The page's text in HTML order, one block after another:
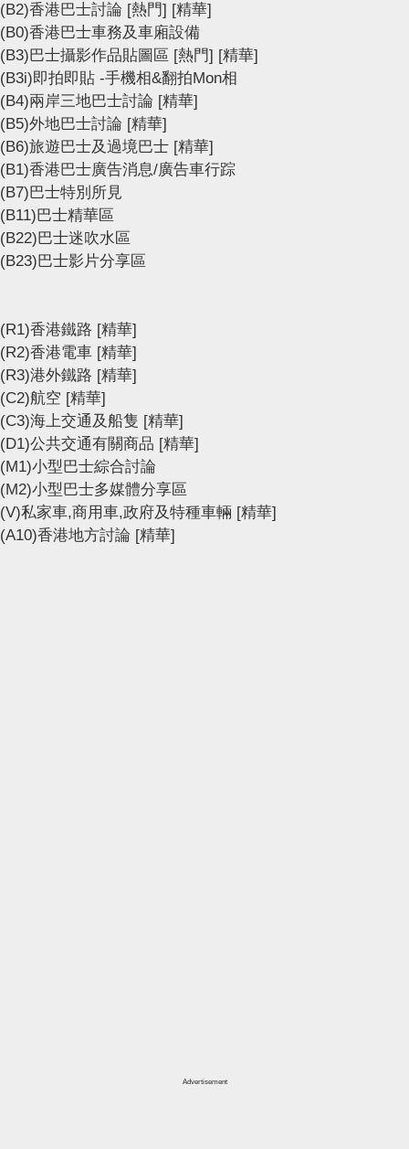
(B2)香港巴士討論 [熱門] [精華]
(B0)香港巴士車務及車廂設備
(B3)巴士攝影作品貼圖區 [熱門] [精華]
(B3i)即拍即貼 -手機相&翻拍Mon相
(B4)兩岸三地巴士討論 [精華]
(B5)外地巴士討論 [精華]
(B6)旅遊巴士及過境巴士 [精華]
(B1)香港巴士廣告消息/廣告車行踪
(B7)巴士特別所見
(B11)巴士精華區
(B22)巴士迷吹水區
(B23)巴士影片分享區
(R1)香港鐵路 [精華]
(R2)香港電車 [精華]
(R3)港外鐵路 [精華]
(C2)航空 [精華]
(C3)海上交通及船隻 [精華]
(D1)公共交通有關商品 [精華]
(M1)小型巴士綜合討論
(M2)小型巴士多媒體分享區
(V)私家車,商用車,政府及特種車輛 [精華]
(A10)香港地方討論 [精華]
Advertisement